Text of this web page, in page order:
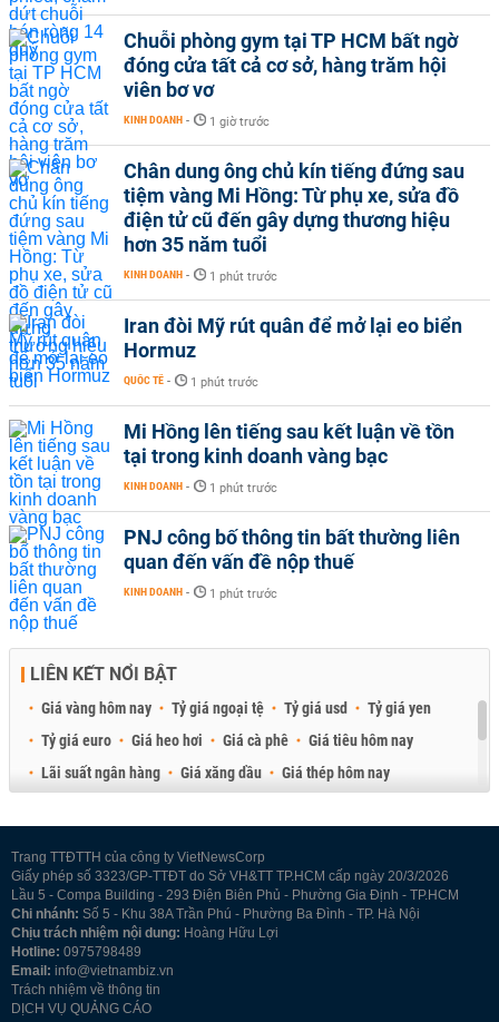
Chuỗi phòng gym tại TP HCM bất ngờ
đóng cửa tất cả cơ sở, hàng trăm hội
viên bơ vơ
KINH DOANH - 1 giờ trước
Chân dung ông chủ kín tiếng đứng sau
tiệm vàng Mi Hồng: Từ phụ xe, sửa đồ
điện tử cũ đến gây dựng thương hiệu
hơn 35 năm tuổi
KINH DOANH - 1 phút trước
Iran đòi Mỹ rút quân để mở lại eo biển
Hormuz
QUỐC TẾ - 1 phút trước
Mi Hồng lên tiếng sau kết luận về tồn
tại trong kinh doanh vàng bạc
KINH DOANH - 1 phút trước
PNJ công bố thông tin bất thường liên
quan đến vấn đề nộp thuế
KINH DOANH - 1 phút trước
LIÊN KẾT NỔI BẬT
Giá vàng hôm nay Tỷ giá ngoại tệ Tỷ giá usd
Tỷ giá yen
Tỷ giá euro
Giá heo hơi Giá cà phê
Giá tiêu hôm nay
Lãi suất ngân hàng
Giá xăng dầu
Giá thép hôm nay
Trang TTĐTTH của công ty VietNewsCorp
Giấy phép số 3323/GP-TTĐT do Sở VH&TT TP.HCM cấp ngày 20/3/2026
Lầu 5 - Compa Building - 293 Điện Biên Phủ - Phường Gia Định - TP.HCM
Chi nhánh: Số 5 - Khu 38A Trần Phú - Phường Ba Đình - TP. Hà Nội
Chịu trách nhiệm nội dung: Hoàng Hữu Lợi
Hotline: 0975798489
Email: info@vietnambiz.vn
Trách nhiệm về thông tin
DỊCH VỤ QUẢNG CÁO